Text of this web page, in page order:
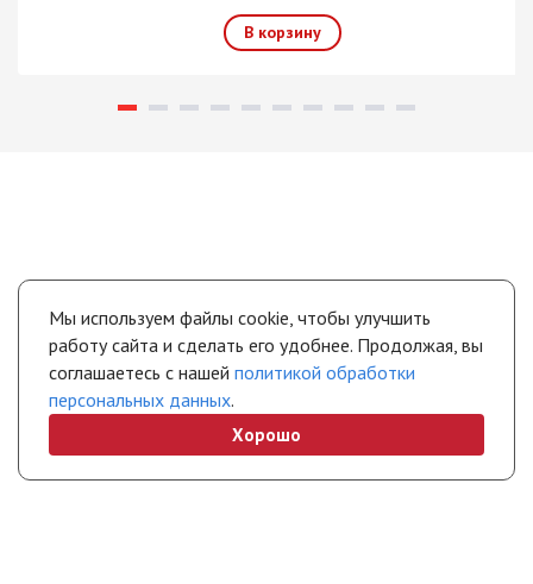
Мы используем файлы cookie, чтобы улучшить
работу сайта и сделать его удобнее. Продолжая, вы
соглашаетесь с нашей политикой обработки
персональных данных.
Хорошо